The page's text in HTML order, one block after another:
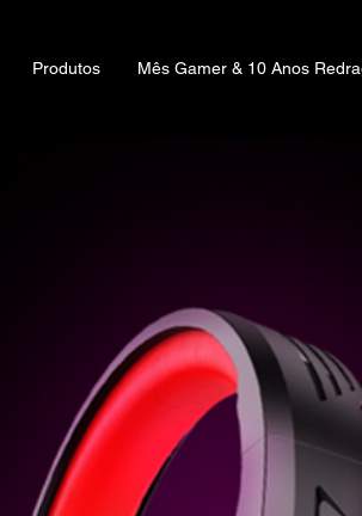
Produtos Mês Gamer & 10 Anos